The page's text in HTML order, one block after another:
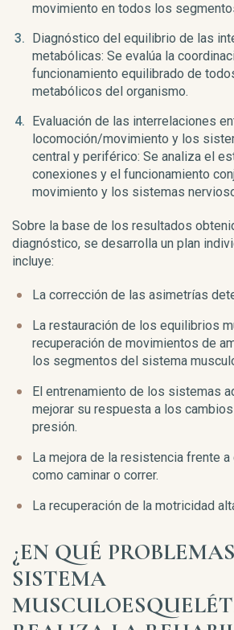
movimiento en todos los
Diagnóstico del equilibrio de las
metabólicas: Se evalúa la
funcionamiento equilibrado de
metabólicos del organismo.
Evaluación de las interrelaciones
locomoción/movimiento y los
central y periférico: Se analiza el
conexiones y el funcionamiento
movimiento y los sistemas
Sobre la base de los resultados
diagnóstico, se desarrolla un plan
incluye:
La corrección de las asimetrías
La restauración de los equilibrios
recuperación de movimientos de
los segmentos del sistema
El entrenamiento de los sistemas
mejorar su respuesta a los
presión.
La mejora de la resistencia frente
como caminar o correr.
La recuperación de la motricidad
¿EN QUÉ
SISTEMA